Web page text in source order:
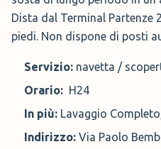
Dista dal Terminal Partenze
piedi. Non dispone di posti
Servizio: navetta /
Orario: H24
In più: Lavaggio
Indirizzo: Via Paolo